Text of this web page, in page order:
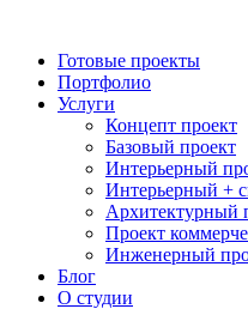
Готовые проекты
Портфолио
Услуги
Концепт проект
Базовый проект
Интерьерный
Интерьерный +
Архитектурный
Проект
Инженерный
Блог
О студии